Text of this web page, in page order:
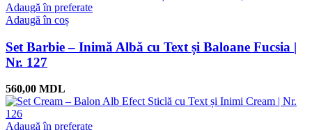
Adaugă în preferate
Adaugă în coș
Set Barbie – Inimă Albă cu Text și Baloane Fucsia |
Nr. 127
560,00 MDL
Adaugă în preferate